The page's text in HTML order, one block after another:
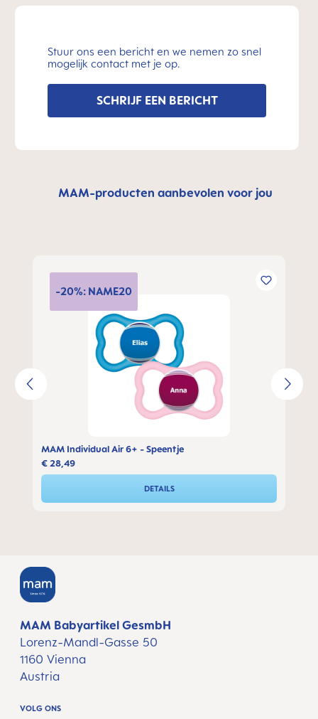
Stuur ons een bericht en we nemen zo snel
mogelijk contact met je op.
SCHRIJF EEN BERICHT
MAM-producten aanbevolen voor jou
-20%: NAME20
MAM Individual Air 6+ - Speentje
€ 28,49
DETAILS
MAM Babyartikel GesmbH
Lorenz-Mandl-Gasse 50
1160 Vienna
Austria
VOLG ONS